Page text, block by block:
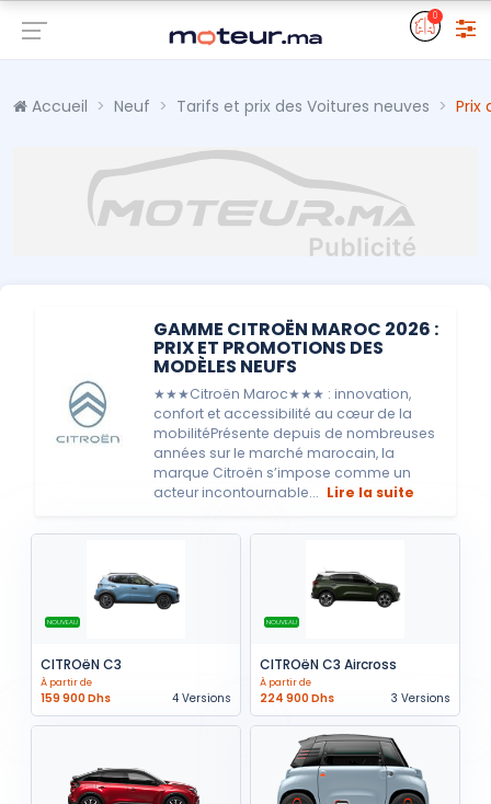
0
Accueil Neuf Tarifs et prix des Voitures neuves Prix
GAMME CITROËN MAROC 2026 :
PRIX ET PROMOTIONS DES
MODÈLES NEUFS
★★★Citroën Maroc★★★ : innovation,
confort et accessibilité au cœur de la
mobilitéPrésente depuis de nombreuses
années sur le marché marocain, la
marque Citroën s’impose comme un
acteur incontournable... Lire la suite
NOUVEAU
CITROëN C3
À partir de
159 900 Dhs 4 Versions
NOUVEAU
CITROëN C3 Aircross
À partir de
224 900 Dhs 3 Versions